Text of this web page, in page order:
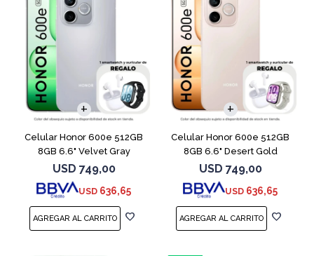
Celular Honor 600e 512GB
8GB 6.6" Velvet Gray
USD 749,00
USD 636,65
COMPARAR
Celular Honor 600e 512GB
8GB 6.6" Desert Gold
USD 749,00
USD 636,65
COMPARAR